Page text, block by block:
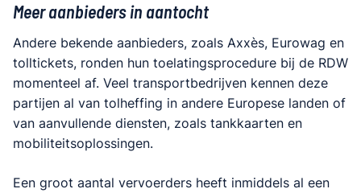
Meer aanbieders in aantocht
Andere bekende aanbieders, zoals Axxès, Eurowag en
tolltickets, ronden hun toelatingsprocedure bij de RDW
momenteel af. Veel transportbedrijven kennen deze
partijen al van tolheffing in andere Europese landen of
van aanvullende diensten, zoals tankkaarten en
mobiliteitsoplossingen.
Een groot aantal vervoerders heeft inmiddels al een